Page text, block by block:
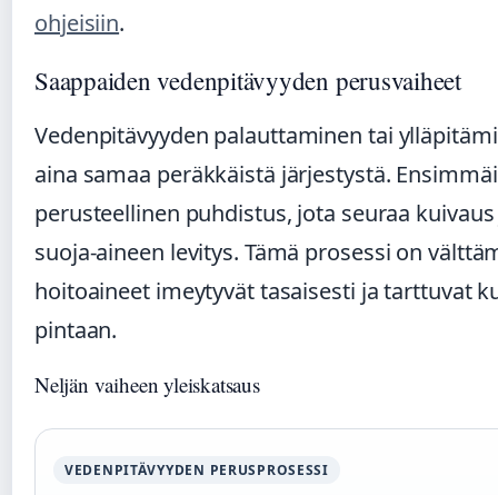
ohjeisiin.
Saappaiden vedenpitävyyden perusvaiheet
Vedenpitävyyden palauttaminen tai
aina samaa peräkkäistä järjestystä.
perusteellinen puhdistus, jota seuraa
suoja-aineen levitys. Tämä prosessi on
hoitoaineet imeytyvät tasaisesti ja tarttuvat
pintaan.
Neljän vaiheen yleiskatsaus
VEDENPITÄVYYDEN PERUSPROSESSI